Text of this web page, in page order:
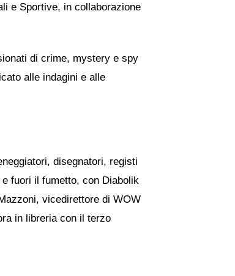
e Sportive, in collaborazione
di crime, mystery e spy
alle indagini e alle
disegnatori, registi
fuori il fumetto, con Diabolik
vicedirettore di WOW
in libreria con il terzo